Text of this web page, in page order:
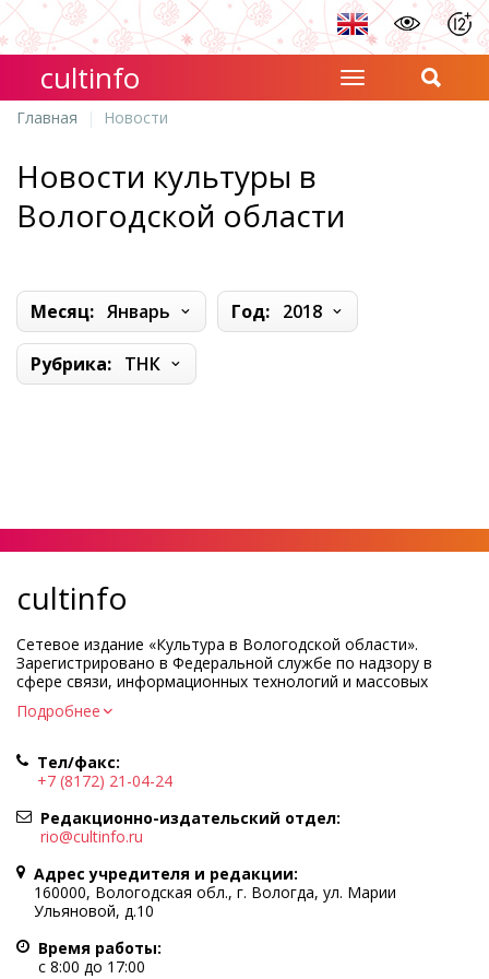
cultinfo
Главная Новости
Новости культуры в
Вологодской области
Месяц: Январь Год: 2018
Рубрика: ТНК
cultinfo
Сетевое издание «Культура в Вологодской области».
Зарегистрировано в Федеральной службе по надзору в
сфере связи, информационных технологий и массовых
коммуникаций.
Регистрационный номер и дата принятия решения о
Учредитель КУ ВО «Информационно-аналитический центр
культуры»
Адрес учредителя и редакции: 160000, Вологодская обл., г.
Вологда, ул. Марии Ульяновой, д.10
Главный редактор — Легчанова Елена Григорьевна
Политика в отношении обработки персональных данных
При полном или частичном использовании информации
портала гиперссылка на cultinfo.ru обязательна.
Редакция не несет ответственности за достоверность
Подробнее
Тел/факс:
+7 (8172) 21-04-24
Редакционно-издательский отдел:
rio@cultinfo.ru
Адрес учредителя и редакции:
160000, Вологодская обл., г. Вологда, ул. Марии
Ульяновой, д.10
Время работы:
с 8:00 до 17:00